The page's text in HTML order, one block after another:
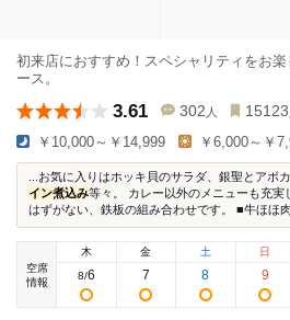
初来店におすすめ！スペシャリティをお
ース。
3.61 302 人 15123
￥10,000～￥14,999 ￥6,000～￥
...お気に入りはホッキ貝のサラダ、銀聖とアボ
イン煮込み等々。 カレー以外のメニューも充
はずがない、鉄板の組み合わせです。 ■牛ほほ
空席
情報
木
8/6
金
7
土
8
日
9